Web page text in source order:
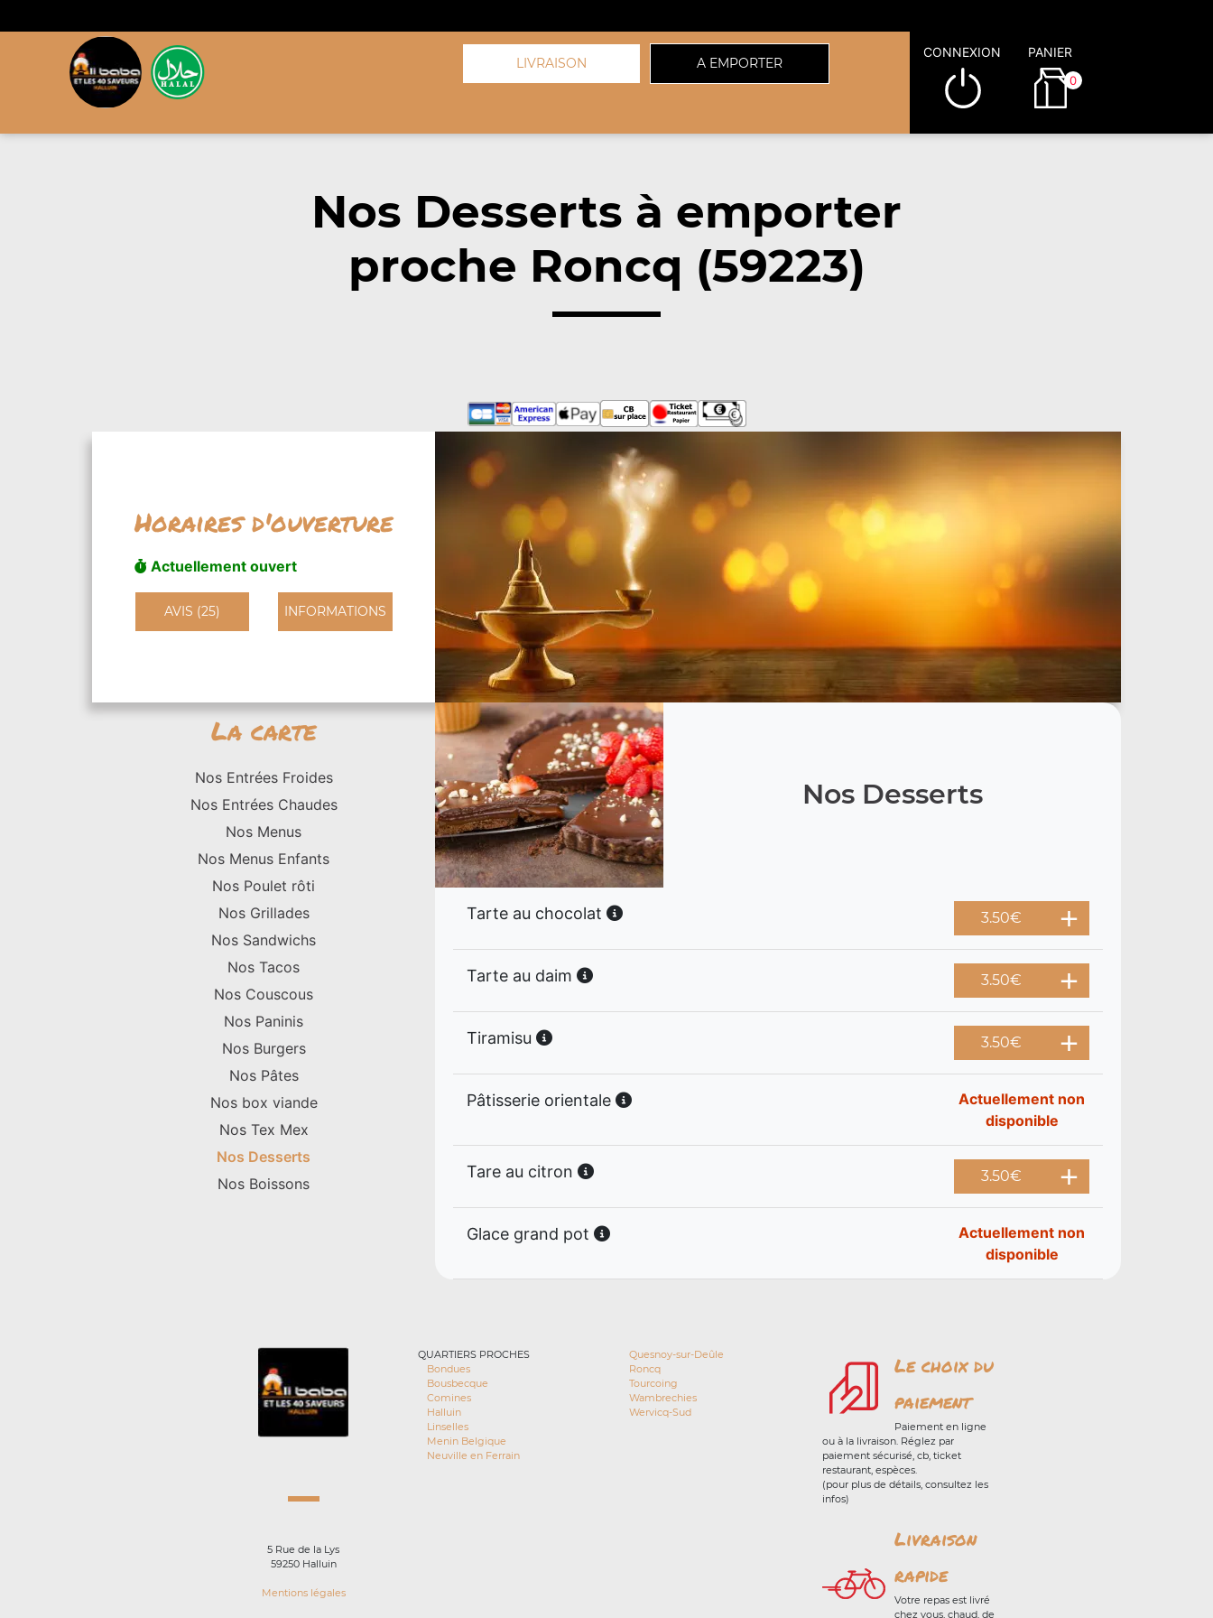
LIVRAISON A EMPORTER
CONNEXION PANIER
0
Nos Desserts à emporter
proche Roncq (59223)
Horaires d'ouverture
Actuellement ouvert
AVIS (25) INFORMATIONS
La carte
Nos Entrées Froides
Nos Entrées Chaudes
Nos Menus
Nos Menus Enfants
Nos Poulet rôti
Nos Grillades
Nos Sandwichs
Nos Tacos
Nos Couscous
Nos Paninis
Nos Burgers
Nos Pâtes
Nos box viande
Nos Tex Mex
Nos Desserts
Nos Boissons
Nos Desserts
Tarte au chocolat 3.50€
Tarte au daim 3.50€
Tiramisu 3.50€
Pâtisserie orientale
Actuellement non
disponible
Tare au citron 3.50€
Glace grand pot
Actuellement non
disponible
5 Rue de la Lys
59250 Halluin
Mentions légales
QUARTIERS PROCHES
Bondues
Bousbecque
Comines
Halluin
Linselles
Menin Belgique
Neuville en Ferrain
Quesnoy-sur-Deûle
Roncq
Tourcoing
Wambrechies
Wervicq-Sud
Le choix du
paiement
Paiement en ligne
ou à la livraison. Réglez par
paiement sécurisé, cb, ticket
restaurant, espèces.
(pour plus de détails, consultez les
infos)
Livraison
rapide
Votre repas est livré
chez vous, chaud, de